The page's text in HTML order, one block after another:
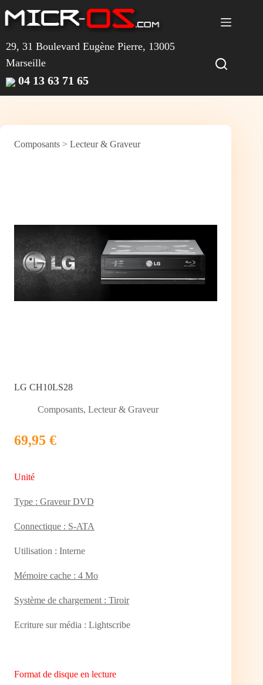
au
contenu
29, 31 Boulevard Eugène Pierre, 13005
Marseille
04 13 63 71 65
Composants > Lecteur & Graveur
LG CH10LS28
Composants, Lecteur & Graveur
69,95 €
Unité
Type : Graveur DVD
Connectique : S-ATA
Utilisation : Interne
Mémoire cache : 4 Mo
Système de chargement : Tiroir
Ecriture sur média : Lightscribe
Format de disque en lecture